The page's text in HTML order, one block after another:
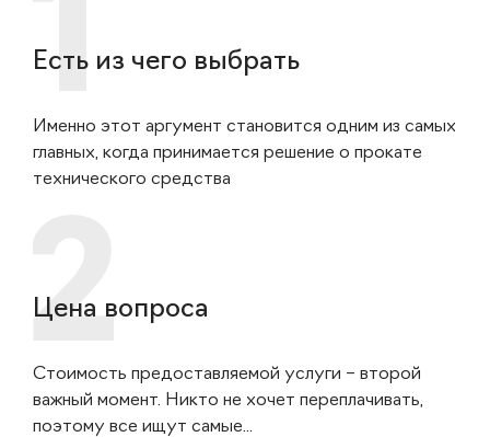
Есть из чего выбрать
Именно этот аргумент становится одним из самых
главных, когда принимается решение о прокате
технического средства
Цена вопроса
Стоимость предоставляемой услуги – второй
важный момент. Никто не хочет переплачивать,
поэтому все ищут самые...